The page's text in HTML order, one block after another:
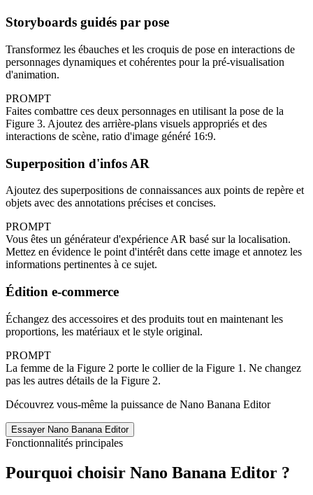
Storyboards guidés par pose
Transformez les ébauches et les croquis de pose en interactions de
personnages dynamiques et cohérentes pour la pré‑visualisation
d'animation.
PROMPT
Faites combattre ces deux personnages en utilisant la pose de la
Figure 3. Ajoutez des arrière‑plans visuels appropriés et des
interactions de scène, ratio d'image généré 16:9.
Superposition d'infos AR
Ajoutez des superpositions de connaissances aux points de repère et
objets avec des annotations précises et concises.
PROMPT
Vous êtes un générateur d'expérience AR basé sur la localisation.
Mettez en évidence le point d'intérêt dans cette image et annotez les
informations pertinentes à ce sujet.
Édition e‑commerce
Échangez des accessoires et des produits tout en maintenant les
proportions, les matériaux et le style original.
PROMPT
La femme de la Figure 2 porte le collier de la Figure 1. Ne changez
pas les autres détails de la Figure 2.
Découvrez vous‑même la puissance de Nano Banana Editor
Essayer Nano Banana Editor
Fonctionnalités principales
Pourquoi choisir Nano Banana Editor ?